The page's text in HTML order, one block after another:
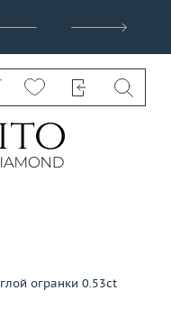
огранки 0.53ct